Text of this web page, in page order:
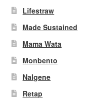
Lifestraw
Made Sustained
Mama Wata
Monbento
Nalgene
Retap